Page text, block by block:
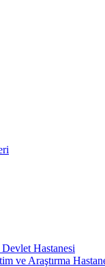
Hastanesi
ve Araştırma